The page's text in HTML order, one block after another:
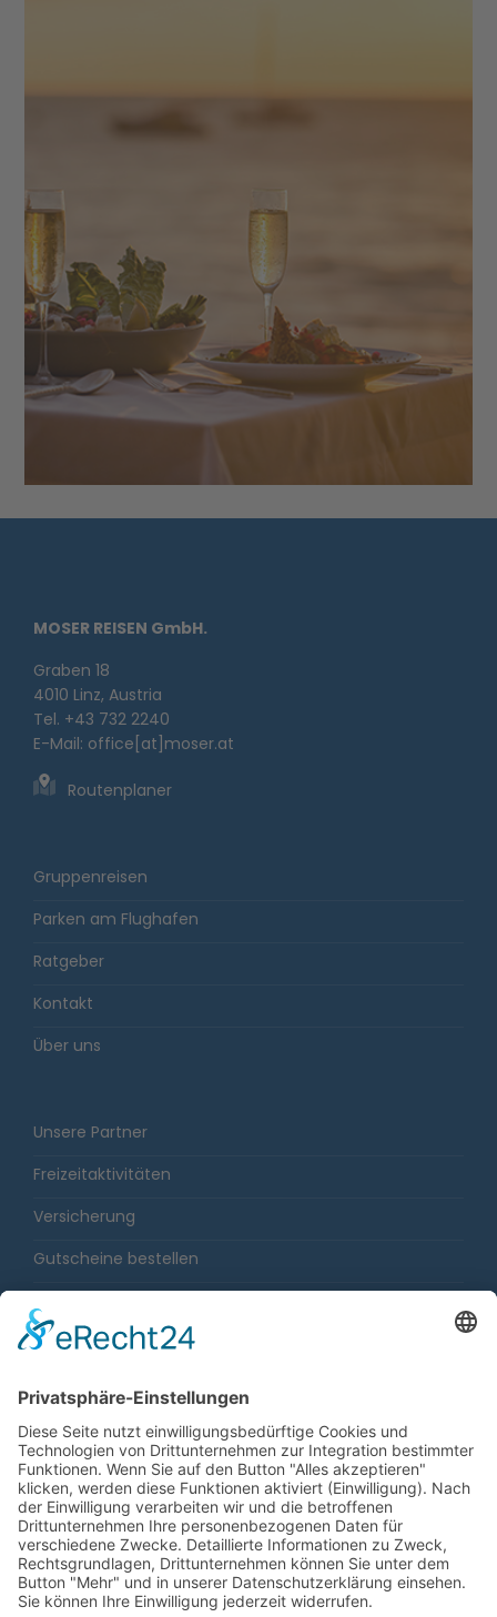
MOSER REISEN GmbH.
Graben 18
4010 Linz, Austria
Tel. +43 732 2240
E-Mail: office[at]moser.at
Routenplaner
Gruppenreisen
Parken am Flughafen
Ratgeber
Kontakt
Über uns
Unsere Partner
Freizeitaktivitäten
Versicherung
Gutscheine bestellen
Impressum
Sitemap
Datenschutz
Barrierefreiheit
Gewinnspiele
Fahrgastrechtenovelle